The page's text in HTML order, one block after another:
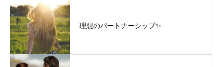
理想のパートナーシップ✨